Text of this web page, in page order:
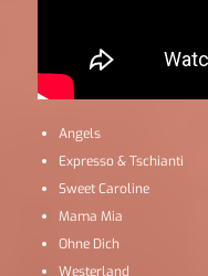
Angels
Expresso & Tschianti
Sweet Caroline
Mama Mia
Ohne Dich
Westerland